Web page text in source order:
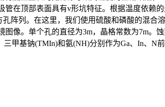
在顶部表面具有v形坑特征。根据温度依赖
列。在这里，我们使用硫酸和磷酸的混合
像。单个孔的直径为3m，晶格常数为7m。
甲基钠(TMIn)和氨(NH)分别作为Ga、In、N